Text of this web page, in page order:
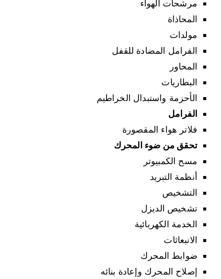
مرشحات الهواء
المحاذاة
مولدات
الفرامل المضادة للقفل
المحاور
البطاريات
الأحزمة واستبدال الخراطيم
الفرامل
فلاتر هواء المقصورة
تحقق من ضوء المحرك
مسح الكمبيوتر
أنظمة التبريد
التشخيص
تشخيص الديزل
الخدمة الكهربائية
الانبعاثات
ضوابط المحرك
إصلاح المحرك وإعادة بنائه